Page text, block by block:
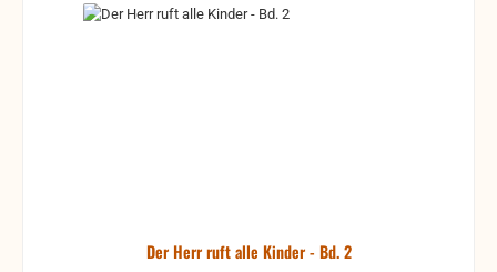
Der Herr ruft alle Kinder - Bd. 2